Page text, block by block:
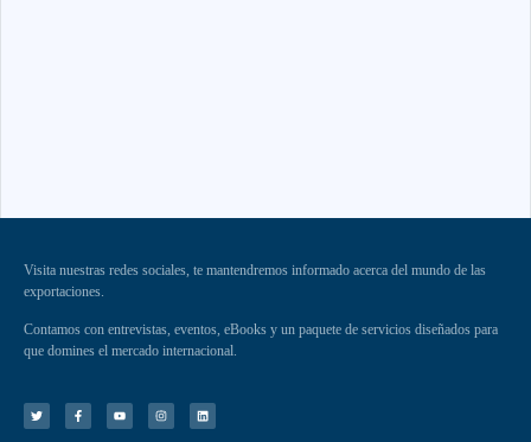
Visita nuestras redes sociales, te mantendremos informado acerca del mundo de las
exportaciones.
Contamos con entrevistas, eventos, eBooks y un paquete de servicios diseñados para
que domines el mercado internacional.